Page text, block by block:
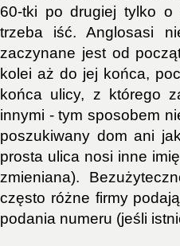
60-tki po drugiej tylko
trzeba iść. Anglosasi
zaczynane jest od
kolei aż do jej końca,
końca ulicy, z którego
innymi - tym sposobem
poszukiwany dom ani
prosta ulica nosi inne
zmieniana).
często różne firmy
podania numeru (jeśli